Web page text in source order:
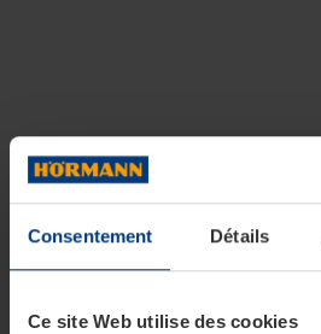
Consentement Détails
Ce site Web utilise des cookies